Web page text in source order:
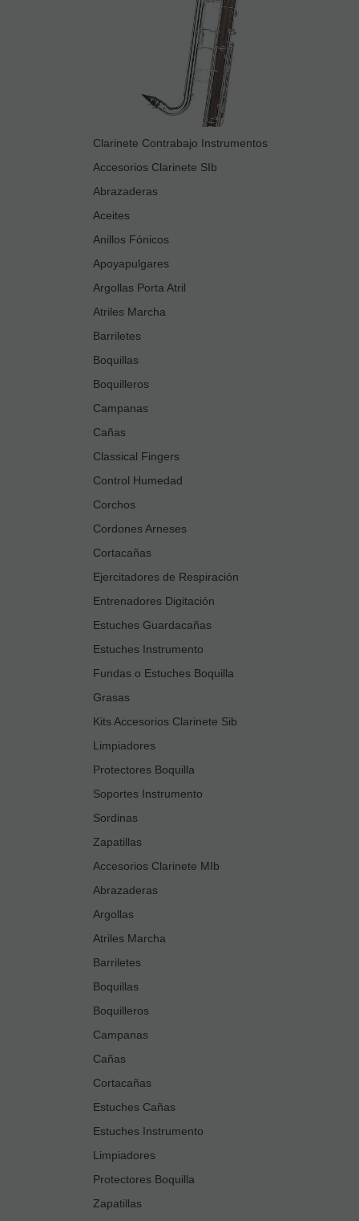
Clarinete Contrabajo Instrumentos
Accesorios Clarinete SIb
Abrazaderas
Aceites
Anillos Fónicos
Apoyapulgares
Argollas Porta Atril
Atriles Marcha
Barriletes
Boquillas
Boquilleros
Campanas
Cañas
Classical Fingers
Control Humedad
Corchos
Cordones Arneses
Cortacañas
Ejercitadores de Respiración
Entrenadores Digitación
Estuches Guardacañas
Estuches Instrumento
Fundas o Estuches Boquilla
Grasas
Kits Accesorios Clarinete Sib
Limpiadores
Protectores Boquilla
Soportes Instrumento
Sordinas
Zapatillas
Accesorios Clarinete MIb
Abrazaderas
Argollas
Atriles Marcha
Barriletes
Boquillas
Boquilleros
Campanas
Cañas
Cortacañas
Estuches Cañas
Estuches Instrumento
Limpiadores
Protectores Boquilla
Zapatillas